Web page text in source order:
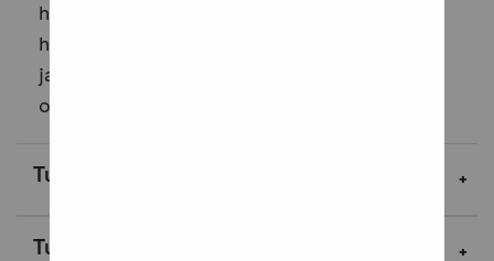
haavoista pulppuava veri ajaa sitä yhä
hurjempaan raivoon. Weed joukkoineen
jahtaa petoa armottomasti. Pian taistelijat
ovat rotkon partaalla...
Tuotekuvaus
Tuotetiedot